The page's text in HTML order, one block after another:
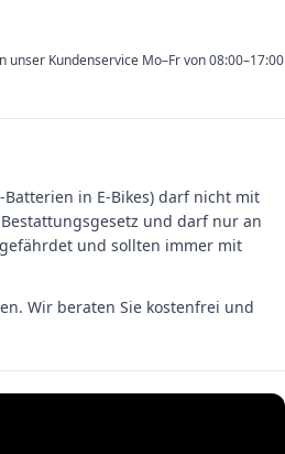
Kundenservice Mo–Fr von 08:00–17:00
in E-Bikes) darf nicht mit
und darf nur an
und sollten immer mit
Wir beraten Sie kostenfrei und